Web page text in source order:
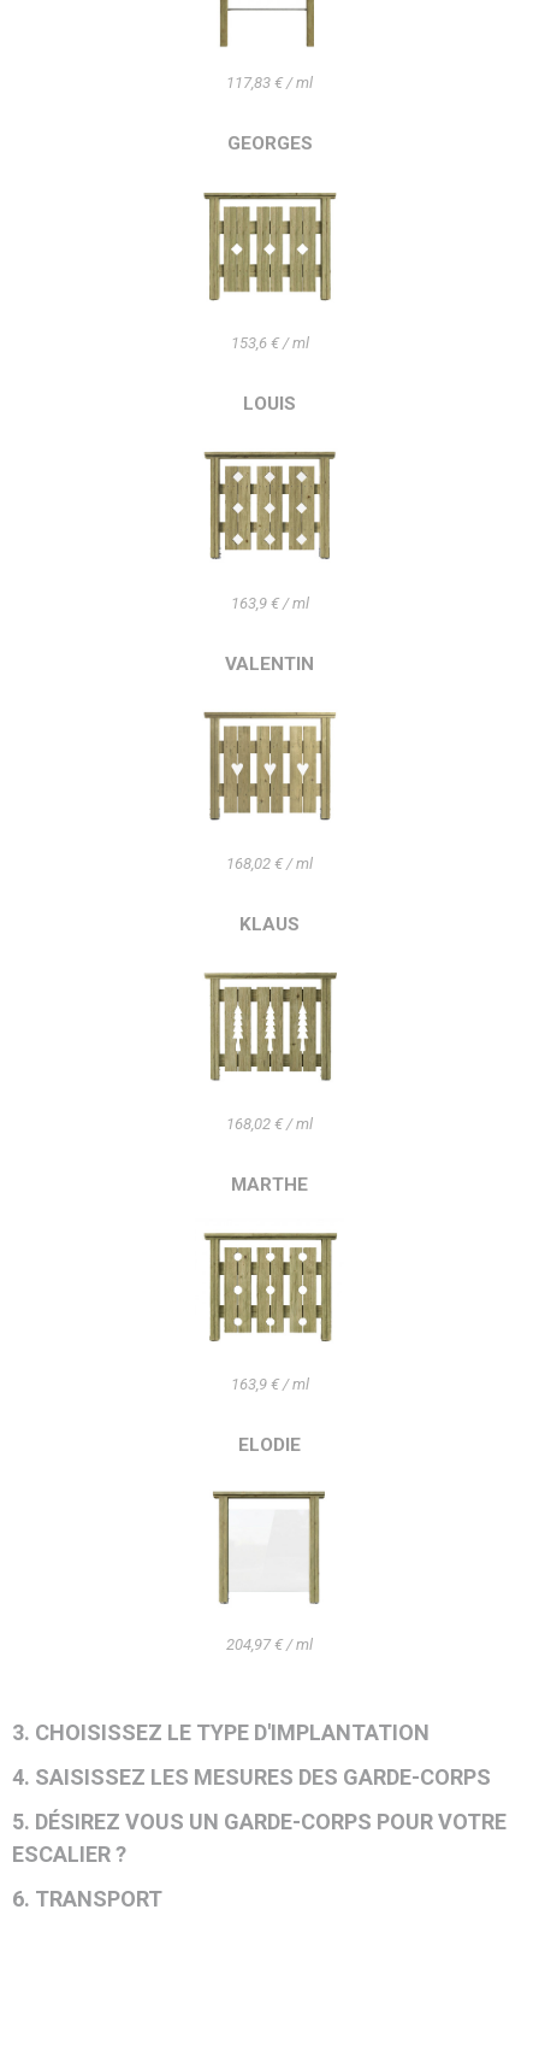
117,83 € / ml
GEORGES
153,6 € / ml
LOUIS
163,9 € / ml
VALENTIN
168,02 € / ml
KLAUS
168,02 € / ml
MARTHE
163,9 € / ml
ELODIE
204,97 € / ml
3. CHOISISSEZ LE TYPE D'IMPLANTATION
4. SAISISSEZ LES MESURES DES GARDE-CORPS
5. DÉSIREZ VOUS UN GARDE-CORPS POUR VOTRE
ESCALIER ?
6. TRANSPORT